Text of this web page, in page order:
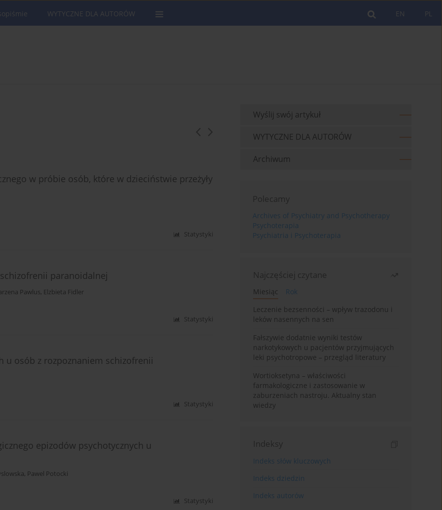
PL
EN
WYTYCZNE DLA AUTORÓW
w próbie osób, które w dzieciństwie przeżyły
Statystyki
paranoidalnej
Pawlus, Elzbieta Fidler
Statystyki
u osób z rozpoznaniem schizofrenii
Statystyki
epizodów psychotycznych u
, Pawel Potocki
Statystyki
Wyślij swój artykuł
WYTYCZNE DLA AUTORÓW
Archiwum
Polecamy
Archives of Psychiatry and Psychotherapy
Psychoterapia
Psychiatria i Psychoterapia
Najczęściej czytane
Miesiąc
Rok
Leczenie bezsenności – wpływ trazodonu i
leków nasennych na sen
Fałszywie dodatnie wyniki testów
narkotykowych u pacjentów przyjmujących
leki psychotropowe – przegląd literatury
Wortioksetyna – właściwości
farmakologiczne i zastosowanie w
zaburzeniach nastroju. Aktualny stan
wiedzy
Indeksy
Indeks słów kluczowych
Indeks dziedzin
Indeks autorów